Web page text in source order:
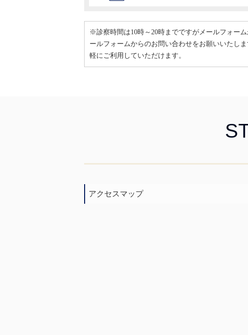
※診察時間は10時～20時までですがメールフォー
ールフォームからのお問い合わせをお願いいたし
軽にご利用していただけます。
アクセスマップ